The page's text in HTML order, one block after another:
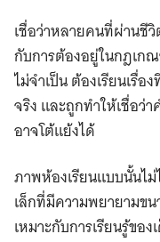
เชื่อว่าหลายคนที่ผ่านชีวิ
กับการต้องอยู่ในกฎเก
ไม่จำเป็น ต้องเรียนเรื่อ
จริง และถูกทำให้เชื่อว่
อาจโต้แย้งได้
ภาพห้องเรียนแบบนั้นไม่
เล็กที่มีความพยายามข
เหมาะกับการเรียนรู้ขอ